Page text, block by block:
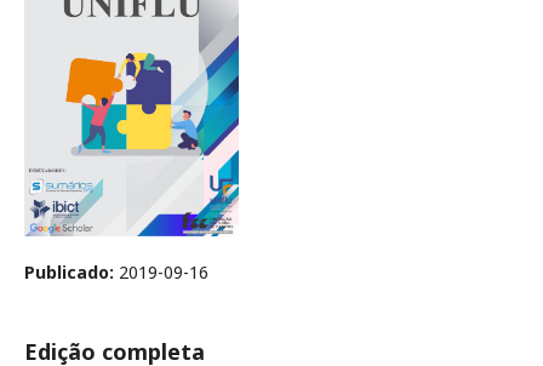
Publicado: 2019-09-16
Edição completa